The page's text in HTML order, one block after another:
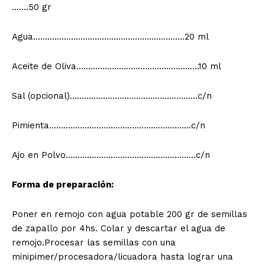
…….50 gr
Agua……………………………………………………….20 ml
Aceite de Oliva…………………………………………….10 ml
Sal (opcional)………………………………………………c/n
Pimienta……………………………………………………c/n
Ajo en Polvo……………………………………………….c/n
Forma de preparación:
Poner en remojo con agua potable 200 gr de semillas
de zapallo por 4hs. Colar y descartar el agua de
remojo.Procesar las semillas con una
minipimer/procesadora/licuadora hasta lograr una